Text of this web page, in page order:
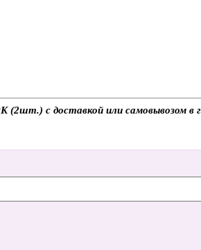
с доставкой или самовывозом